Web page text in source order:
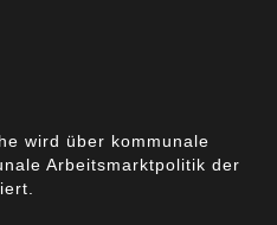
wird über kommunale
Arbeitsmarktpolitik der